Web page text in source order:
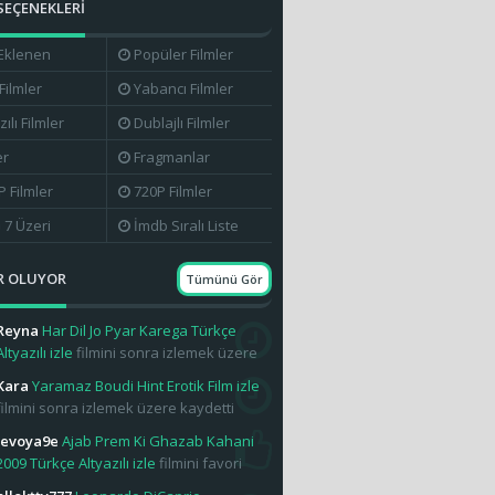
Popüler Filmler
Yabancı Filmler
Filmler
Dublajlı Filmler
Fragmanlar
Filmler
720P Filmler
7 Üzeri
İmdb Sıralı Liste
OLUYOR Tümünü Gör
Har Dil Jo Pyar Karega Türkçe
izle filmini sonra izlemek üzere
Yaramaz Boudi Hint Erotik Film izle
sonra izlemek üzere kaydetti
Ajab Prem Ki Ghazab Kahani
Türkçe Altyazılı izle filmini favori
ekledi